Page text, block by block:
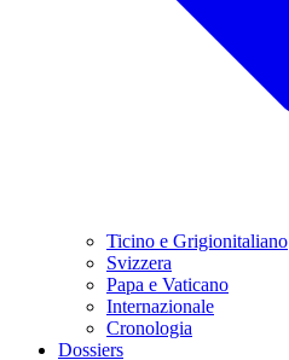
Ticino e Grigionitaliano
Svizzera
Papa e Vaticano
Internazionale
Cronologia
Dossiers